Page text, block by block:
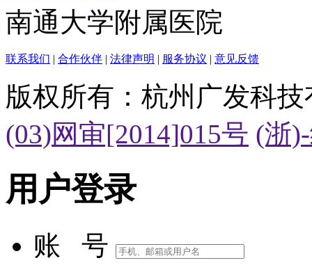
南通大学附属医院
联系我们 | 合作伙伴 | 法律声明 | 服务协议 | 意见反馈
版权所有：杭州广发科
(03)网审[2014]015号 (浙
用户登录
账 号